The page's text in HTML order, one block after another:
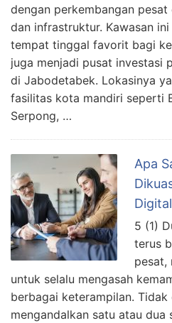
dengan perkembangan
dan infrastruktur. Kawasan
tempat tinggal favorit bagi
juga menjadi pusat investasi
di Jabodetabek. Lokasinya
fasilitas kota mandiri seperti
Serpong, …
Apa
5 (1)
terus
pesat,
untuk selalu mengasah
berbagai keterampilan. Tidak
mengandalkan satu atau dua